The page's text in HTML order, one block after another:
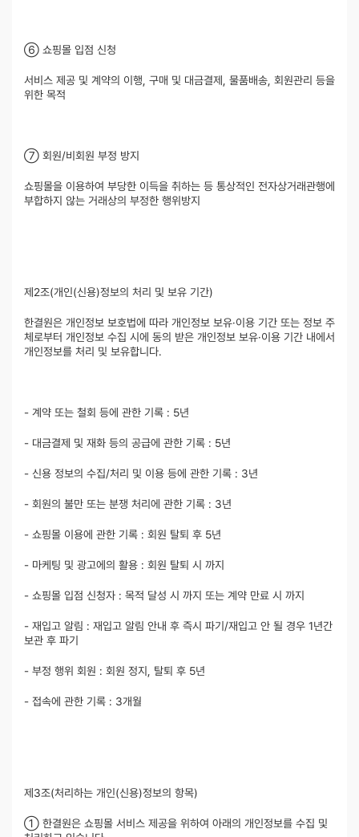
⑥ 쇼핑몰 입점 신청
서비스 제공 및 계약의 이행, 구매 및 대금결제, 물품배송, 회원관리 등을
위한 목적
⑦ 회원/비회원 부정 방지
쇼핑몰을 이용하여 부당한 이득을 취하는 등 통상적인 전자상거래관행에
부합하지 않는 거래상의 부정한 행위방지
제2조(개인(신용)정보의 처리 및 보유 기간)
한결원은 개인정보 보호법에 따라 개인정보 보유·이용 기간 또는 정보 주
체로부터 개인정보 수집 시에 동의 받은 개인정보 보유·이용 기간 내에서
개인정보를 처리 및 보유합니다.
- 계약 또는 철회 등에 관한 기록 : 5년
- 대금결제 및 재화 등의 공급에 관한 기록 : 5년
- 신용 정보의 수집/처리 및 이용 등에 관한 기록 : 3년
- 회원의 불만 또는 분쟁 처리에 관한 기록 : 3년
- 쇼핑몰 이용에 관한 기록 : 회원 탈퇴 후 5년
- 마케팅 및 광고에의 활용 : 회원 탈퇴 시 까지
- 쇼핑몰 입점 신청자 : 목적 달성 시 까지 또는 계약 만료 시 까지
- 재입고 알림 : 재입고 알림 안내 후 즉시 파기/재입고 안 될 경우 1년간
보관 후 파기
- 부정 행위 회원 : 회원 정지, 탈퇴 후 5년
- 접속에 관한 기록 : 3개월
제3조(처리하는 개인(신용)정보의 항목)
① 한결원은 쇼핑몰 서비스 제공을 위하여 아래의 개인정보를 수집 및